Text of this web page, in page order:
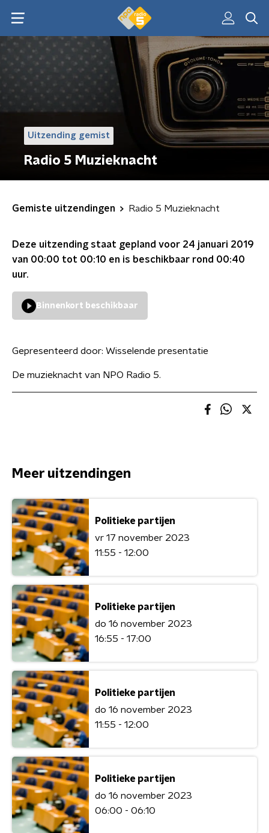
Uitzending gemist
Radio 5 Muzieknacht
Gemiste uitzendingen Radio 5 Muzieknacht
Deze uitzending staat gepland voor 24 januari 2019
van 00:00 tot 00:10 en is beschikbaar rond 00:40
uur.
Binnenkort beschikbaar
Gepresenteerd door: Wisselende presentatie
De muzieknacht van NPO Radio 5.
Meer uitzendingen
Politieke partijen
vr 17 november 2023
11:55 - 12:00
Politieke partijen
do 16 november 2023
16:55 - 17:00
Politieke partijen
do 16 november 2023
11:55 - 12:00
Politieke partijen
do 16 november 2023
06:00 - 06:10